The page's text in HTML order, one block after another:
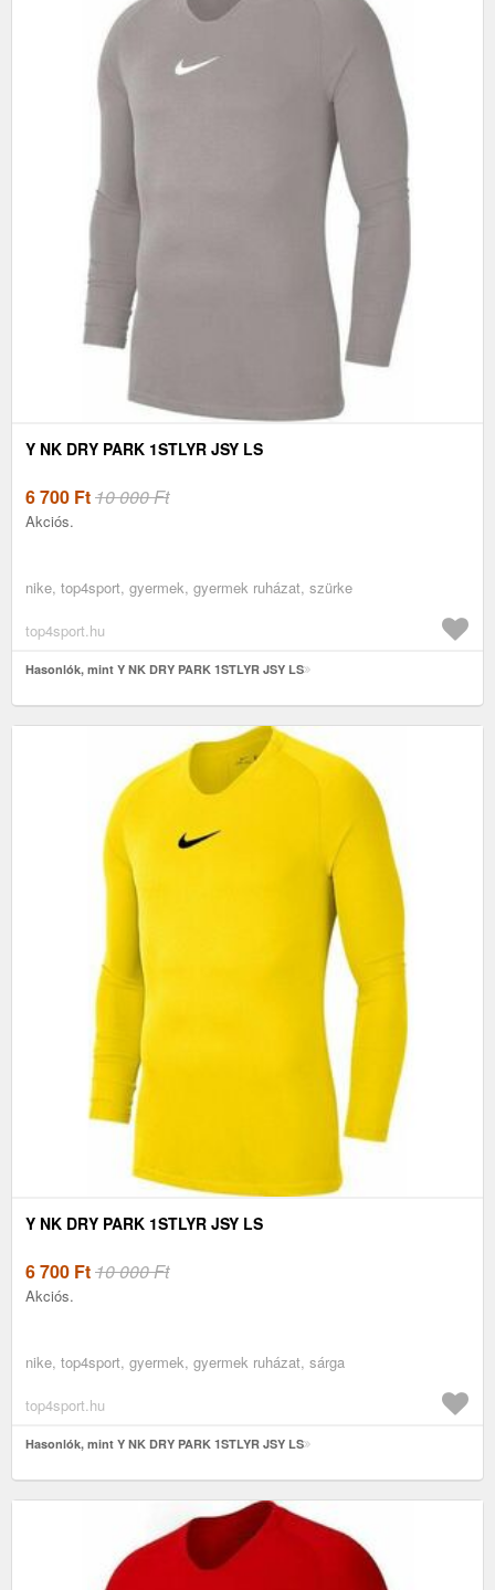
Y NK DRY PARK 1STLYR JSY LS
6 700 Ft10 000 Ft
Akciós.
nike, top4sport, gyermek, gyermek ruházat, szürke
top4sport.hu
Hasonlók, mint Y NK DRY PARK 1STLYR JSY LS
Y NK DRY PARK 1STLYR JSY LS
6 700 Ft10 000 Ft
Akciós.
nike, top4sport, gyermek, gyermek ruházat, sárga
top4sport.hu
Hasonlók, mint Y NK DRY PARK 1STLYR JSY LS